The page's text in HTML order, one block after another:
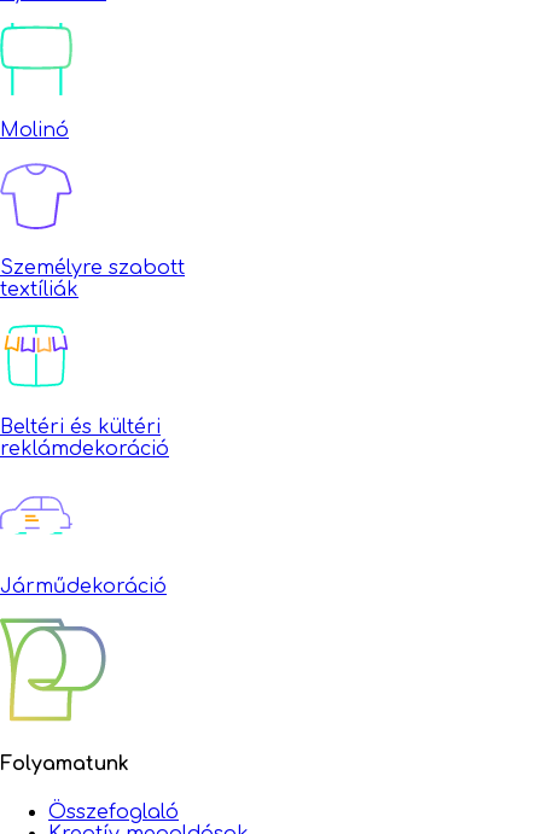
Molinó
Személyre szabott
textíliák
Beltéri és kültéri
reklámdekoráció
Járműdekoráció
Folyamatunk
Összefoglaló